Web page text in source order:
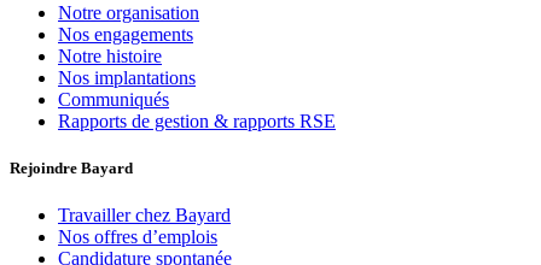
Notre organisation
Nos engagements
Notre histoire
Nos implantations
Communiqués
Rapports de gestion & rapports RSE
Rejoindre Bayard
Travailler chez Bayard
Nos offres d’emplois
Candidature spontanée